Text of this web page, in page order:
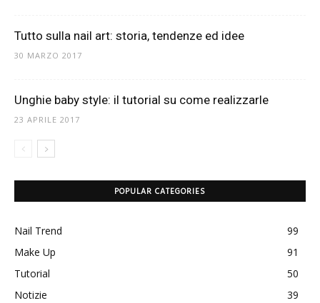
Tutto sulla nail art: storia, tendenze ed idee
30 MARZO 2017
Unghie baby style: il tutorial su come realizzarle
23 APRILE 2017
POPULAR CATEGORIES
Nail Trend
99
Make Up
91
Tutorial
50
Notizie
39